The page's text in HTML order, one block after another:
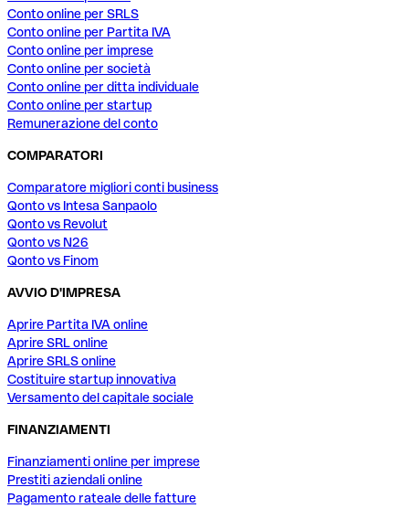
Conto online per SRLS
Conto online per Partita IVA
Conto online per imprese
Conto online per società
Conto online per ditta individuale
Conto online per startup
Remunerazione del conto
COMPARATORI
Comparatore migliori conti business
Qonto vs Intesa Sanpaolo
Qonto vs Revolut
Qonto vs N26
Qonto vs Finom
AVVIO D'IMPRESA
Aprire Partita IVA online
Aprire SRL online
Aprire SRLS online
Costituire startup innovativa
Versamento del capitale sociale
FINANZIAMENTI
Finanziamenti online per imprese
Prestiti aziendali online
Pagamento rateale delle fatture